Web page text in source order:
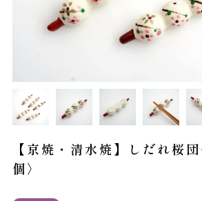
【京焼・清水焼】しだれ桜
個〉